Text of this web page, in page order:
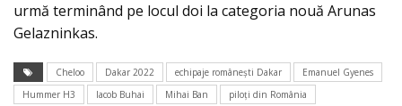
urmă terminând pe locul doi la categoria nouă Arunas
Gelazninkas.
Cheloo Dakar 2022 echipaje româneşti Dakar
Emanuel Gyenes
Hummer H3
Iacob Buhai Mihai Ban
piloţi din România